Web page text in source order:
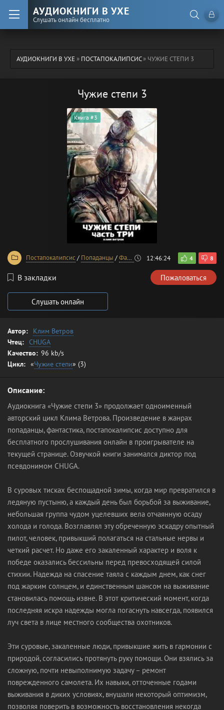
АУДИОКНИГИ В УХЕ
Слушать онлайн бесплатно
АУДИОКНИГИ В УХЕ» ПОСТАПОКАЛИПСИС» ЧУЖИЕ СТЕПИ 3
Чужие степи 3
Книга #3
Постапокалипсис / Попаданцы /Фантастика 12:46:24 4 8
В закладки Пожаловаться
Слушать онлайн
Автор:
Клим Ветров
Чтец: CHUGA
Качество: 96 kb/s
Цикл: «Чужие степи» (3)
Описание:
Аудиокнига «Чужие степи 3» продолжает одноименный
авторский цикл Клима Ветрова. Произведение в жанрах
попаданцы, фантастика, постапокалипсис доступно для
бесплатного прослушивания онлайн в проигрывателе на
текущей странице. Озвучкой книги занимался диктор под
псевдонимом CHUGA.
В суровых тисках беспощадной зимы, когда мир превратился в
ледяную пустыню, а каждый день был борьбой за выживание,
небольшая группа чудом уцелевших вела отчаянную осаду
холода и голода. Возглавлял эту обреченную эскадру опытный
пилот, человек, привыкший полагаться на стальные нервы и
четкий расчет. Но даже его закаленный характер и воля к
победе оказались бессильны перед превосходящей силой
стихии. Надежда на спасение таяла с каждым днем, как снег
под жарким солнцем, и единственным шансом на выживание
становилась помощь извне. В этот критический момент, когда
последняя искра надежды могла погаснуть навсегда, появился
луч света в лице местного сообщества охотников.
Эти суровые, закаленные люди, привыкшие жить в гармонии с
природой, согласились протянуть руку помощи. Они взялись за
сложную, почти невыполнимую задачу – ремонт
поврежденного самолета. Их навыки, отточенные годами
выживания в диких условиях, внушали некоторый оптимизм,
позволяя поверить в возможность восстановления некогда